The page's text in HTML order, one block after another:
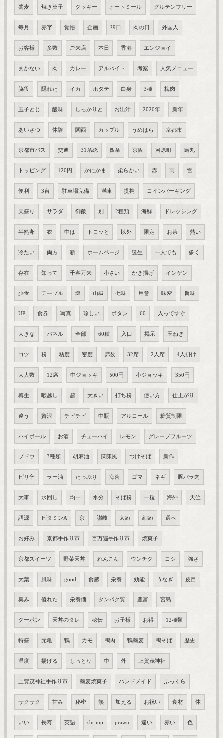
蕎麦 焼き菓子 クッキー オートミール グルテンフリー
毎月 赤字 覚悟 企画 29日 肉の日 外国人
お客様 多数 ご来店 本日 香港 エンジョイ
まかない 肉 カレー アルバイト 考案 人気メニュー
脇役 隠れた イカ ホタテ 白身 3種 梅肉
玉子とじ 酸味 しっかりと お出汁 2020年 新年
あいさつ 体験 関西 カップル うめはら 京都市
京都市バス 交通 31系統 四条 京阪 河原町 烏丸
トッピング 120円 かにかま 柔らかい 赤 雨 雪
便利 3台 駐車場完備 満車 提携 コインパーキング
天盛り サラダ 御飯 別 2種類 海鮮 ドレッシング
半熟卵 衣 中は トロッと 以外 限定 お茶 熱い
冷たい 両方 新 ホームページ 誕生 一人でも 多く
存在 知って 千客万来 小さい かき揚げ インゲン
少食 テーブル 塩 山椒 七味 用意 味変 旨味
UP 食券 写真 珍しい ボタン 60 入ってすぐ
大きな パネル 全部 60種 入口 掲示 玉ねぎ
コツ 粉 粘度 密度 席数 32席 2人席 4人掛け
大人数 12席 中ジョッキ 500円 小ジョッキ 350円
樽生 喉越し 超 大きい 打ち粉 使い方 仕上がり
違う 贅沢 チビチビ 中瓶 アルコール 糖質制限
ハイボール お酒 チューハイ レモン グレープフルーツ
ブドウ 3種類 胡麻油 関東風 つけそば 新作
ピリ辛 ラー油 たっぷり 海苔 ゴマ ネギ 豚バラ肉
大事 水回し 均一 水分 そば粉 一粒 海外 天竺
語源 ビタミンA 京 讃岐 太め 細め 選べ
お好み 京都手作り市 百万遍手作り市 焼菓子
京都スイーツ 野菜天丼 れんこん ウンチク コシ 強さ
大葉 風味 good 食感 栄養 効能 うなぎ 皮目
臭み 優れた 栄養価 タンパク質 豊富 宮島
クーポン 天丼のタレ 秘伝 お子様 お得 12種類
特盛 元亀 鴨 カモ 鴨肉 鴨蕎麦 鴨そば 歴史
温度 揚げる しっとり 中 外 上賀茂神社
上賀茂神社手作り市 蕎麦焼菓子 ハンドメイド ふっくら
サクサク 甘み 秘密 熱 加える お祝い 食材 体
いい 長寿 英語 shrimp prawn 違い 赤い 色